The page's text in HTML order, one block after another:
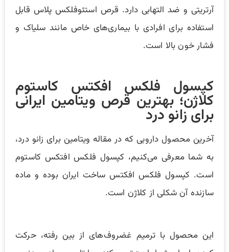
آرتریتی و ضد التهابی دارد. قرص استئوفلکس پلاس قابل
استفاده برای افرادی با بیماری‌های خاص مانند سلیاک و
فشار خون بالا است.
کپسول فلکس افکتس کاستوم
کلاژن؛ بهترین قرص ویتامین ایرانی
برای زانو درد
آخرین محصول دارویی که در مقاله ویتامین برای زانو درد،
به شما معرفی می‌کنیم، کپسول فلکس افتکس کاستوم
است. کپسول فلکس افکتس ساخت ایران بوده و ماده
سازنده آن شکلی از کلاژن است.
این محصول با ترمیم غضروف‌های از بین رفته، حرکت